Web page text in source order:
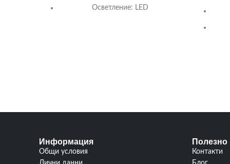
Осветление: LED
Информация
Общи условия
Полезно
Контакти